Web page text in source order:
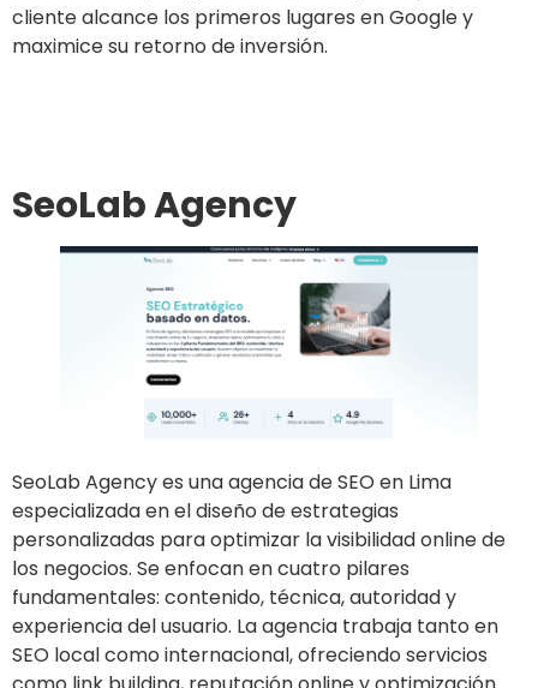
cliente alcance los primeros lugares en Google y
maximice su retorno de inversión.
SeoLab Agency
SeoLab Agency es una agencia de SEO en Lima
especializada en el diseño de estrategias
personalizadas para optimizar la visibilidad online de
los negocios. Se enfocan en cuatro pilares
fundamentales: contenido, técnica, autoridad y
experiencia del usuario. La agencia trabaja tanto en
SEO local como internacional, ofreciendo servicios